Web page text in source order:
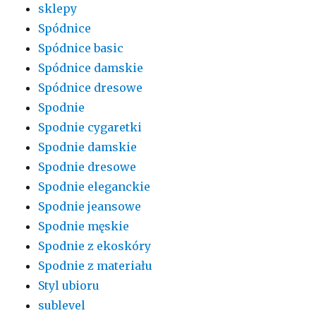
sklepy
Spódnice
Spódnice basic
Spódnice damskie
Spódnice dresowe
Spodnie
Spodnie cygaretki
Spodnie damskie
Spodnie dresowe
Spodnie eleganckie
Spodnie jeansowe
Spodnie męskie
Spodnie z ekoskóry
Spodnie z materiału
Styl ubioru
sublevel